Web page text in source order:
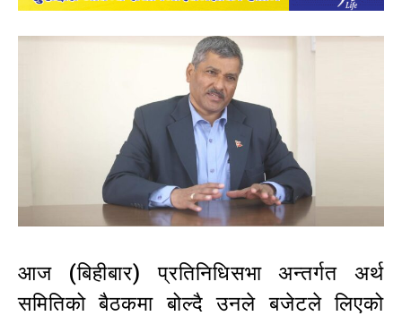
आज (बिहीबार) प्रतिनिधिसभा अन्तर्गत अर्थ
समितिको बैठकमा बोल्दै उनले बजेटले लिएको